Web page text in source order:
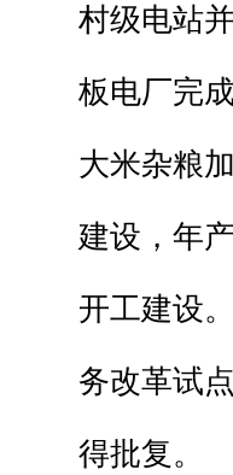
村级电站
板电厂完
大米杂粮
建设，年
开工建设
务改革试
得批复。